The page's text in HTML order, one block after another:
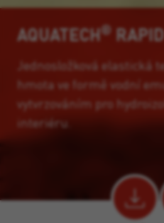
AQUATECH® RAPID
Jednosložková elastická
hmota ve formě vodní
vytvrzováním pro
interiéru.